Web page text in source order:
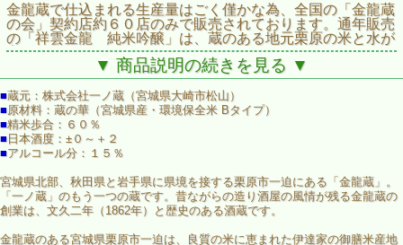
金龍蔵で仕込まれる生産量はごく僅かな為、全国の「金龍蔵
の会」契約店約６０店のみで販売されております。通年販売
の「祥雲金龍 純米吟醸」は、蔵のある地元栗原の米と水が
育んだお酒です。
米は契約農家が栽培した環境保全米Ｂタイプ「蔵の華」を使
用。米の表面を等しい厚さに磨き、アミノ酸の低減を目的と
した精米方法（扁平精米｜へんぺいせいまい）を採用。
瑞々しい果実を思わせる香り、ほのかな甘みとしっかりとし
た酸味が調和した、キレのある辛口純米吟醸です。冷酒でも
脂ののったお刺身や酒蒸し等の魚介料理。チーズなどのコク
のある食材とも相性の良いお食事と一緒に楽しめるお酒で
▼ 商品説明の続きを見る ▼
■蔵元：株式会社一ノ蔵（宮城県大崎市松山）
■原材料：蔵の華（宮城県産・環境保全米 Bタイプ）
■精米歩合：６０％
■日本酒度：±０～＋２
■アルコール分：１５％
宮城県北部、秋田県と岩手県に県境を接する栗原市一迫にある「金龍蔵」。
「一ノ蔵」のもう一つの蔵です。昔ながらの造り酒屋の風情が残る金龍蔵の
創業は、文久二年（1862年）と歴史のある酒蔵です。
金龍蔵のある宮城県栗原市一迫は、良質の米に恵まれた伊達家の御膳米産地